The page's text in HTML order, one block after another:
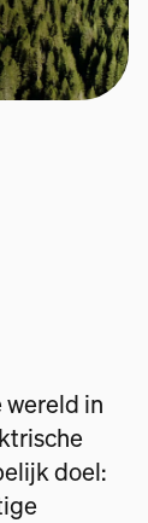
wereld in
doel: